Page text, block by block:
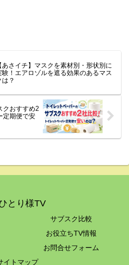
あさイチ】マスクを素材別・形状別に
験！エアロゾルを遮る効果のあるマス
は？
クおすすめ2
定期便で安
とり様TV
サブスク比較
お役立ちTV情報
お問合せフォーム
イトマップ